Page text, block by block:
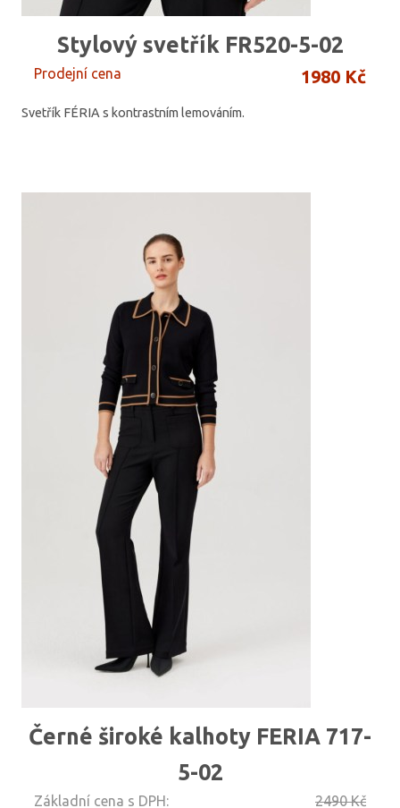
Stylový svetřík FR520-5-02
Prodejní cena 1980 Kč
Svetřík FÉRIA s kontrastním lemováním.
Černé široké kalhoty FERIA 717-
5-02
Základní cena s DPH:
2490 Kč